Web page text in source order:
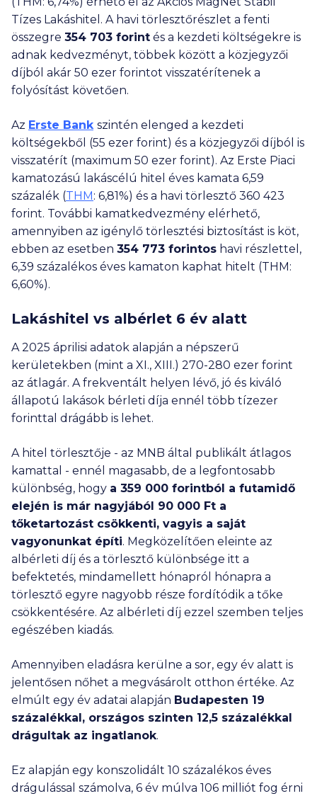
Tízes Lakáshitel. A havi törlesztőrészlet a fenti
összegre 354 703 forint és a kezdeti költségekre is
adnak kedvezményt, többek között a közjegyzői
díjból akár 50 ezer forintot visszatérítenek a
folyósítást követően.
Az Erste Bank szintén elenged a kezdeti
költségekből (55 ezer forint) és a közjegyzői díjból is
visszatérít (maximum 50 ezer forint). Az Erste Piaci
kamatozású lakáscélú hitel éves kamata 6,59
százalék (THM: 6,81%) és a havi törlesztő 360 423
forint. További kamatkedvezmény elérhető,
amennyiben az igénylő törlesztési biztosítást is köt,
ebben az esetben 354 773 forintos havi részlettel,
6,39 százalékos éves kamaton kaphat hitelt (THM:
6,60%).
Lakáshitel vs albérlet 6 év alatt
A 2025 áprilisi adatok alapján a népszerű
kerületekben (mint a XI., XIII.) 270-280 ezer forint
az átlagár. A frekventált helyen lévő, jó és kiváló
állapotú lakások bérleti díja ennél több tízezer
forinttal drágább is lehet.
A hitel törlesztője - az MNB által publikált átlagos
kamattal - ennél magasabb, de a legfontosabb
különbség, hogy a 359 000 forintból a futamidő
elején is már nagyjából 90 000 Ft a
tőketartozást csökkenti, vagyis a saját
vagyonunkat építi. Megközelítően eleinte az
albérleti díj és a törlesztő különbsége itt a
befektetés, mindamellett hónapról hónapra a
törlesztő egyre nagyobb része fordítódik a tőke
csökkentésére. Az albérleti díj ezzel szemben teljes
egészében kiadás.
Amennyiben eladásra kerülne a sor, egy év alatt is
jelentősen nőhet a megvásárolt otthon értéke. Az
elmúlt egy év adatai alapján Budapesten 19
százalékkal, országos szinten 12,5 százalékkal
drágultak az ingatlanok.
Ez alapján egy konszolidált 10 százalékos éves
drágulással számolva, 6 év múlva 106 milliót fog érni